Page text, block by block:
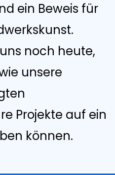
ein Beweis für
noch heute,
unsere
Projekte auf ein
können.